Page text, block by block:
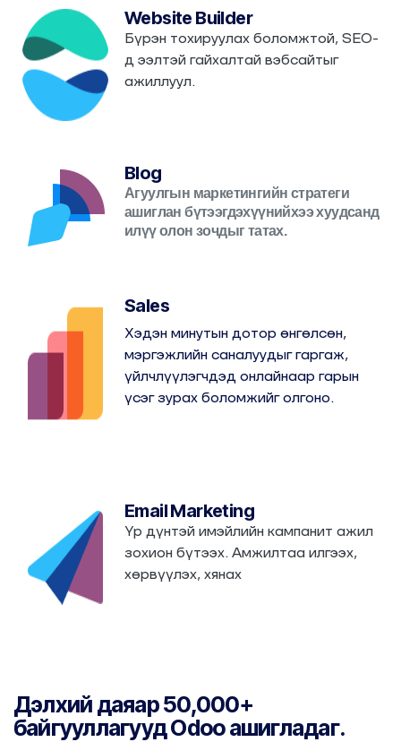
Website Builder
Бүрэн тохируулах боломжтой, SEO-
д ээлтэй гайхалтай вэбсайтыг
ажиллуул.
Blog
Агуулгын маркетингийн стратеги
ашиглан бүтээгдэхүүнийхээ хуудсанд
илүү олон зочдыг татах.
Sales
Хэдэн минутын дотор өнгөлсөн,
мэргэжлийн саналуудыг гаргаж,
үйлчлүүлэгчдэд онлайнаар гарын
үсэг зурах боломжийг олгоно.
Email Marketing
Үр дүнтэй имэйлийн кампанит ажил
зохион бүтээх. Амжилтаа илгээх,
хөрвүүлэх, хянах
Дэлхий даяар 50,000+
байгууллагуудOdoo ашигладаг.